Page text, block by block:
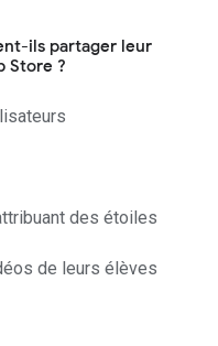
ils partager leur
Store ?
des étoiles
de leurs élèves